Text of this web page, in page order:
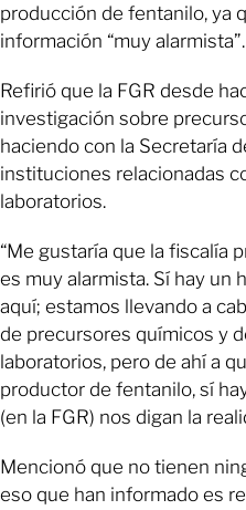
producción de fentanilo, ya
información “muy alarmista”.
Refirió que la FGR desde
investigación sobre
haciendo con la Secretaría
instituciones relacionadas
laboratorios.
“Me gustaría que la fiscalía
es muy alarmista. Sí hay un
aquí; estamos llevando a
de precursores químicos y
laboratorios, pero de ahí a
productor de fentanilo, sí
(en la FGR) nos digan la
Mencionó que no tienen
eso que han informado es